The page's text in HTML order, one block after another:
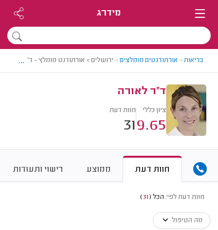
מידרג
בריאות> אורתודנטים מומלצים> ירושלים > אורתודנט מומלץ - ד"ר לאורה
...
ד"ר לאורה
ציון כללי
9.65
חוות דעת
31
חוות דעת ממוצע רישוי ותעודות
חוות דעת לפי: הכל (
31
)
מה הטיפול